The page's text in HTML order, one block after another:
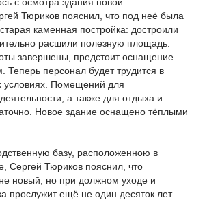
Тюриков пояснил, что под неё была
каменная постройка: достроили
расшили полезную площадь.
завершены, предстоит оснащение
персонал будет трудится в
условиях. Помещений для
а также для отдыха и
Новое здание оснащено тёплыми
базу, расположенною в
Сергей Тюриков пояснил, что
новый, но при должном уходе и
прослужит ещё не один десяток лет.